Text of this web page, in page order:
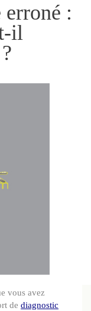
:
il
vous avez
de diagnostic